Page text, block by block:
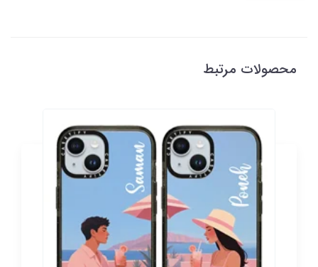
محصولات مرتبط